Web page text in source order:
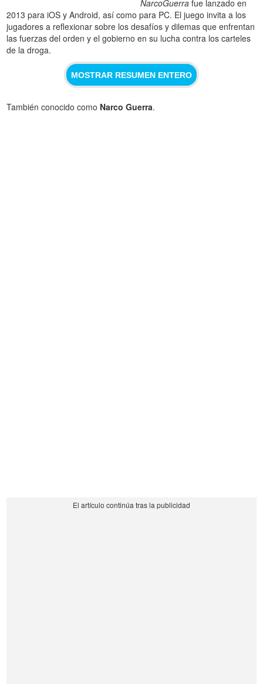
NarcoGuerra fue lanzado en
2013 para iOS y Android, así como para PC. El juego invita a los
jugadores a reflexionar sobre los desafíos y dilemas que enfrentan
las fuerzas del orden y el gobierno en su lucha contra los carteles
de la droga.
MOSTRAR RESUMEN ENTERO
También conocido como Narco Guerra.